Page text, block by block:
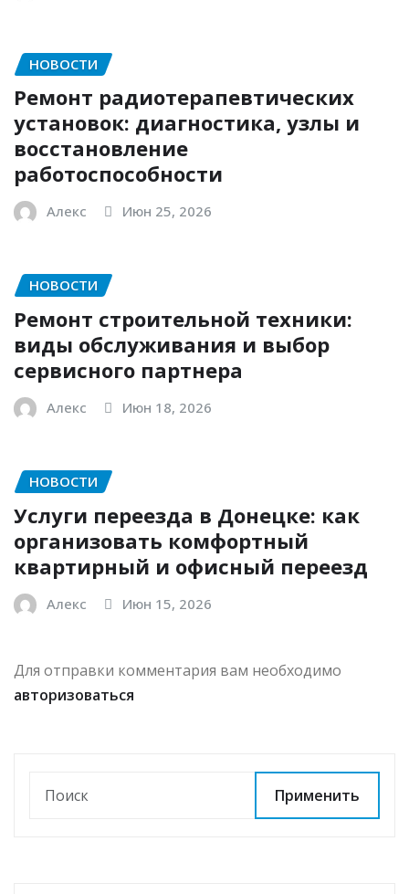
НОВОСТИ
Ремонт радиотерапевтических
установок: диагностика, узлы и
восстановление
работоспособности
Алекс Июн 25, 2026
НОВОСТИ
Ремонт строительной техники:
виды обслуживания и выбор
сервисного партнера
Алекс Июн 18, 2026
НОВОСТИ
Услуги переезда в Донецке: как
организовать комфортный
квартирный и офисный переезд
Алекс Июн 15, 2026
Для отправки комментария вам необходимо
авторизоваться
Применить